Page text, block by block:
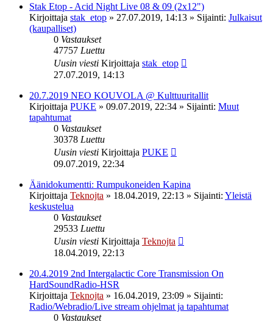
Stak Etop - Acid Night Live 08 & 09 (2x12")
Kirjoittaja stak_etop » 27.07.2019, 14:13 » Sijainti: Julkaisut
(kaupalliset)
0 Vastaukset
47757 Luettu
Uusin viesti Kirjoittaja stak_etop
27.07.2019, 14:13
20.7.2019 NEO KOUVOLA @ Kulttuuritallit
Kirjoittaja PUKE » 09.07.2019, 22:34 » Sijainti: Muut
tapahtumat
0 Vastaukset
30378 Luettu
Uusin viesti Kirjoittaja PUKE
09.07.2019, 22:34
Äänidokumentti: Rumpukoneiden Kapina
Kirjoittaja Teknojta » 18.04.2019, 22:13 » Sijainti: Yleistä
keskustelua
0 Vastaukset
29533 Luettu
Uusin viesti Kirjoittaja Teknojta
18.04.2019, 22:13
20.4.2019 2nd Intergalactic Core Transmission On
HardSoundRadio-HSR
Kirjoittaja Teknojta » 16.04.2019, 23:09 » Sijainti:
Radio/Webradio/Live stream ohjelmat ja tapahtumat
0 Vastaukset